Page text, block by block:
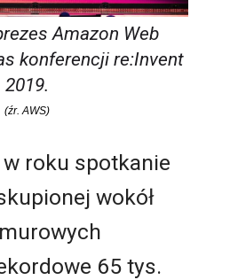
Amazon Web
konferencji re:Invent
2019.
(źr. AWS)
roku spotkanie
wokół
65 tys.